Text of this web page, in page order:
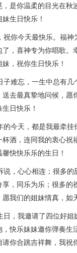
是你温柔的目光在秋
生日快乐！
祝你今天最快乐。福
，喜神专为你唱歌。
，祝你生日快乐！
子难忘，一生中总有
去最真挚地问候，愿
日快乐！
今天，都是我最牵挂
酒，连同我的衷心祝
快快乐乐的生日！
，心心相连；很多的
，同乐为乐；很多的
我们的姐妹情真，如
，我邀请了四位好姐
快乐妹妹邀你弹奏生
你合跳吉祥舞，我祝